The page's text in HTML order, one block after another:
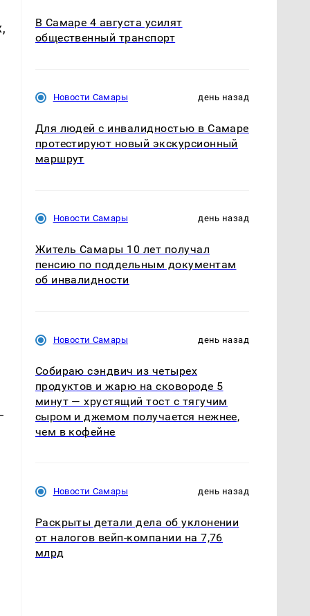
В Самаре 4 августа усилят
общественный транспорт
Новости Самары день назад
Для людей с инвалидностью в Самаре
протестируют новый экскурсионный
маршрут
Новости Самары день назад
Житель Самары 10 лет получал
пенсию по поддельным документам
об инвалидности
Новости Самары день назад
Собираю сэндвич из четырех
продуктов и жарю на сковороде 5
минут — хрустящий тост с тягучим
сыром и джемом получается нежнее,
чем в кофейне
Новости Самары день назад
Раскрыты детали дела об уклонении
от налогов вейп-компании на 7,76
млрд